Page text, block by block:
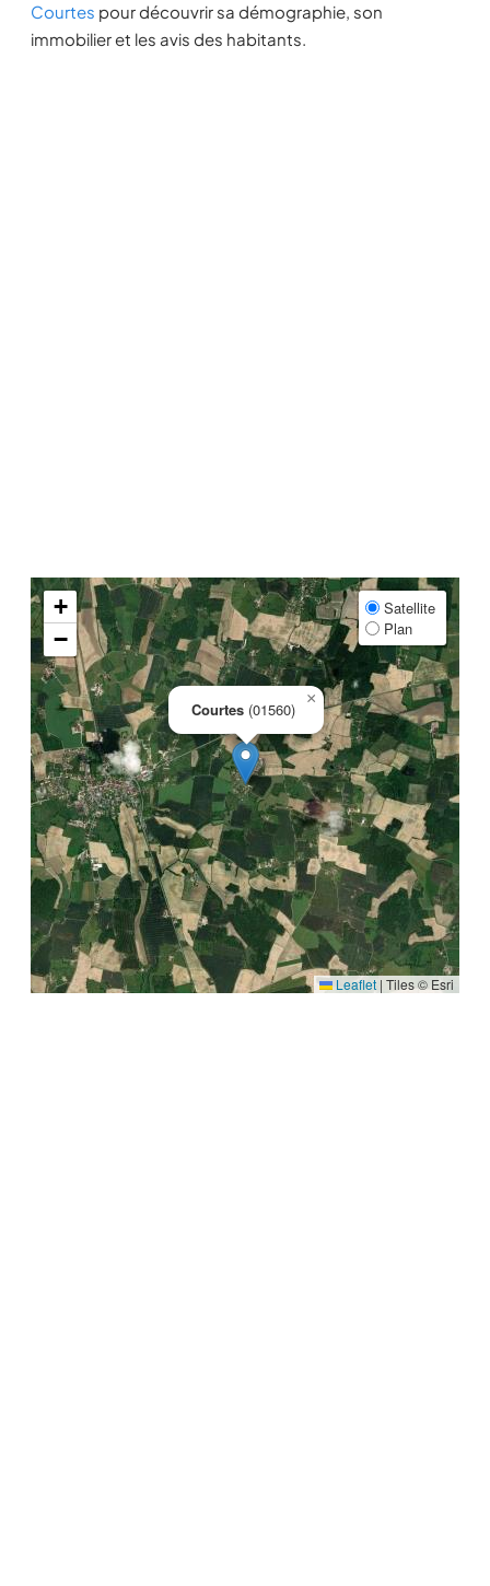
Courtes pour découvrir sa démographie, son
immobilier et les avis des habitants.
Courtes (01560)
×
+
−
Satellite
Plan
Leaflet | Tiles © Esri